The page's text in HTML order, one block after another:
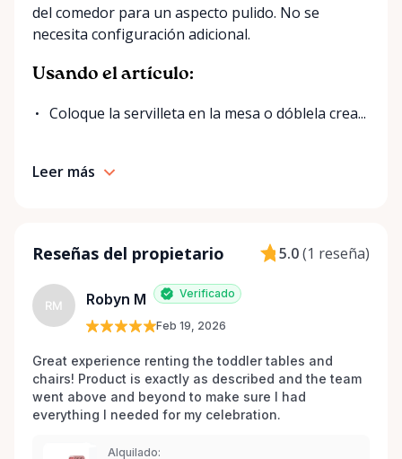
for your event. Local. Flexible. Reliable. That’s
Ottawa Valley Event Rentals — helping make special
moments even better across the Ottawa Valley.
del comedor para un aspecto pulido. No se
necesita configuración adicional.
Usando el artículo:
Coloque la servilleta en la mesa o dóblela crea...
Leer más
Reseñas del propietario 5.0(1 reseña)
RM Robyn M Verificado
Feb 19, 2026
Great experience renting the toddler tables and
chairs! Product is exactly as described and the team
went above and beyond to make sure I had
everything I needed for my celebration.
Alquilado: